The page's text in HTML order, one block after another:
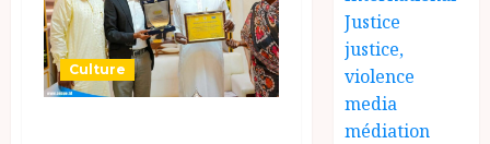
Culture
Justice
justice,
violence
media
médiation